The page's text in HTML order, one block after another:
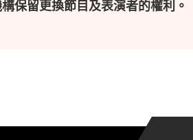
保留更換節目及表演者的權利。